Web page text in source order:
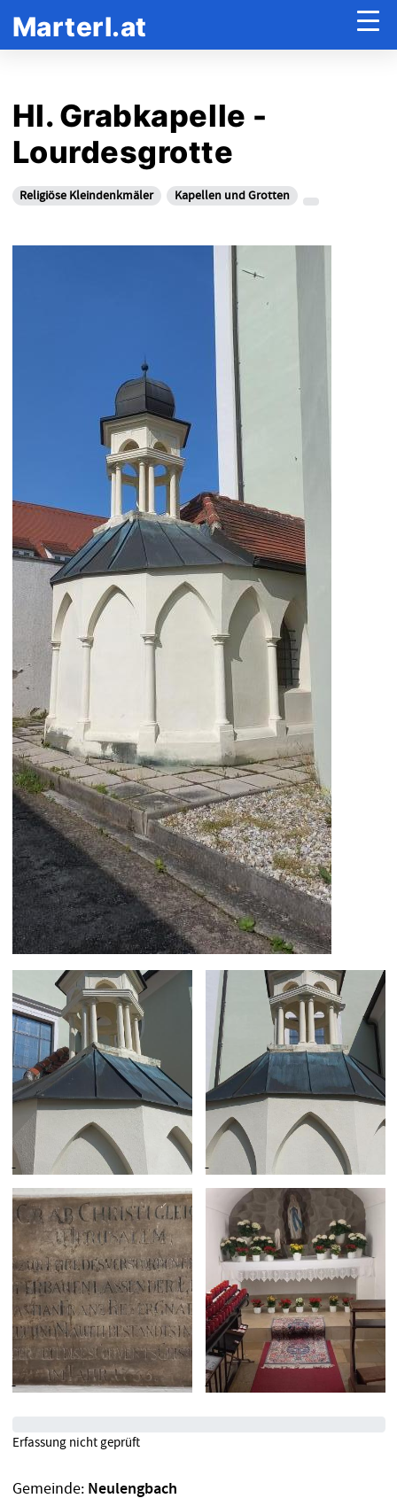
Marterl.at
Hl. Grabkapelle -
Lourdesgrotte
Religiöse Kleindenkmäler Kapellen und Grotten
Gemeinde: Neulengbach
Erfassung nicht geprüft